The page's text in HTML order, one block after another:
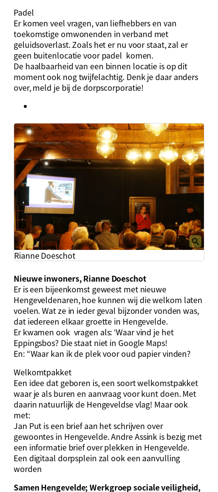
Padel
Er komen veel vragen, van liefhebbers en van
toekomstige omwonenden in verband met
geluidsoverlast. Zoals het er nu voor staat, zal er
geen buitenlocatie voor padel komen.
De haalbaarheid van een binnen locatie is op dit
moment ook nog twijfelachtig. Denk je daar anders
over, meld je bij de dorpscorporatie!
Rianne Doeschot
Nieuwe inwoners, Rianne Doeschot
Er is een bijeenkomst geweest met nieuwe
Hengeveldenaren, hoe kunnen wij die welkom laten
voelen. Wat ze in ieder geval bijzonder vonden was,
dat iedereen elkaar groette in Hengevelde.
Er kwamen ook vragen als: ‘Waar vind je het
Eppingsbos? Die staat niet in Google Maps!
En: “Waar kan ik de plek voor oud papier vinden?
Welkomtpakket
Een idee dat geboren is, een soort welkomstpakket
waar je als buren en aanvraag voor kunt doen. Met
daarin natuurlijk de Hengeveldse vlag! Maar ook
met:
Jan Put is een brief aan het schrijven over
gewoontes in Hengevelde. Andre Assink is bezig met
een informatie brief over plekken in Hengevelde.
Een digitaal dorpsplein zal ook een aanvulling
worden
Samen Hengevelde; Werkgroep sociale veiligheid,